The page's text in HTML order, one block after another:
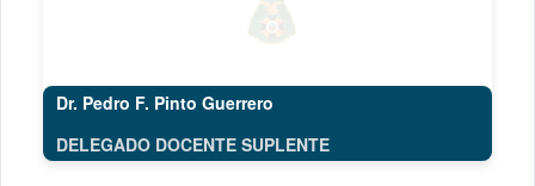
Dr. Pedro F. Pinto Guerrero
DELEGADO DOCENTE SUPLENTE